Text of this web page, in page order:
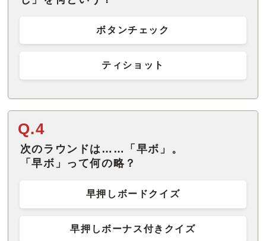
ボタンチェック
ティショット
Q.4
次のラウンドは……「早ボ」。
「早ボ」って何の略？
早押しボードクイズ
早押しボーナス付きクイズ